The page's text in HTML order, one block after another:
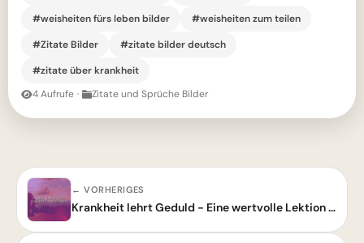
#weisheiten fürs leben bilder
#weisheiten zum teilen
#Zitate Bilder
#zitate bilder deutsch
#zitate über krankheit
4 Aufrufe · Zitate und Sprüche Bilder
← VORHERIGES
Krankheit lehrt Geduld - Eine wertvolle Lektion fürs Leben